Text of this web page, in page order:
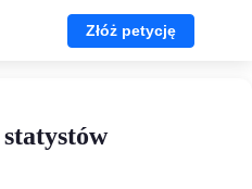
Złóż petycję